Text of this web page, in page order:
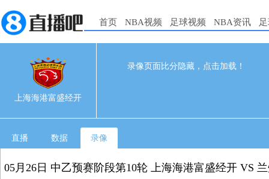
首页 NBA视频 足球视频 NBA资讯
上海海港富盛经开
录像页面比分隐藏，点击加载！
直播 数据 录像
05月26日 中乙预赛阶段第10轮 上海海港富盛经开 VS